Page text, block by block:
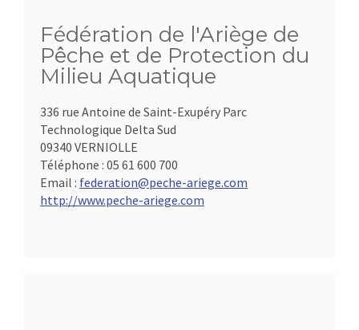
Fédération de l'Ariège de
Pêche et de Protection du
Milieu Aquatique
336 rue Antoine de Saint-Exupéry Parc
Technologique Delta Sud
09340 VERNIOLLE
Téléphone : 05 61 600 700
Email : federation@peche-ariege.com
http://www.peche-ariege.com